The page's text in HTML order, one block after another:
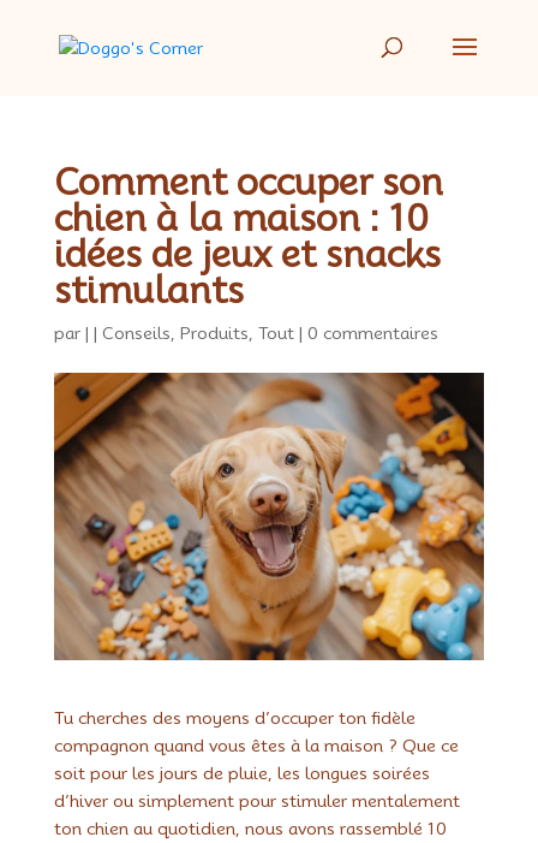
Comment occuper son
chien à la maison : 10
idées de jeux et snacks
stimulants
par | | Conseils Produits Tout| 0 commentaires
Tu cherches des moyens d’occuper ton fidèle
compagnon quand vous êtes à la maison ? Que ce
soit pour les jours de pluie, les longues soirées
d’hiver ou simplement pour stimuler mentalement
ton chien au quotidien, nous avons rassemblé 10